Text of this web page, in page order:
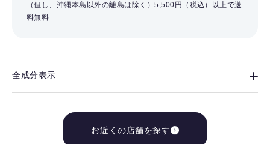
（但し、沖縄本島以外の離島は除く）5,500円（税込）以上で送
料無料
全成分表示
お近くの店舗を探す